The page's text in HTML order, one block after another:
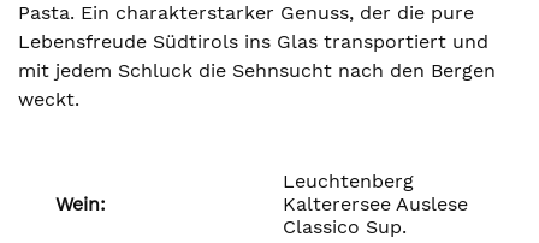
Pasta. Ein charakterstarker Genuss, der die pure
Lebensfreude Südtirols ins Glas transportiert und
mit jedem Schluck die Sehnsucht nach den Bergen
weckt.
Wein:
Leuchtenberg
Kalterersee Auslese
Classico Sup.